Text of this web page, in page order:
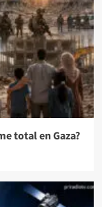
total en Gaza?